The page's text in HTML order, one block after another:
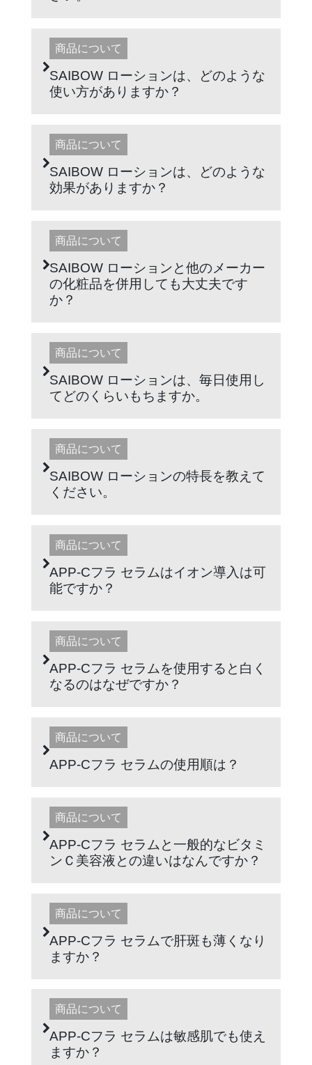
商品について
SAIBOW ローションは、どのような
使い方がありますか？
商品について
SAIBOW ローションは、どのような
効果がありますか？
商品について
SAIBOW ローションと他のメーカー
の化粧品を併用しても大丈夫です
か？
商品について
SAIBOW ローションは、毎日使用し
てどのくらいもちますか。
商品について
SAIBOW ローションの特長を教えて
ください。
商品について
APP-Cフラ セラムはイオン導入は可
能ですか？
商品について
APP-Cフラ セラムを使用すると白く
なるのはなぜですか？
商品について
APP-Cフラ セラムの使用順は？
商品について
APP-Cフラ セラムと一般的なビタミ
ンＣ美容液との違いはなんですか？
商品について
APP-Cフラ セラムで肝斑も薄くなり
ますか？
商品について
APP-Cフラ セラムは敏感肌でも使え
ますか？